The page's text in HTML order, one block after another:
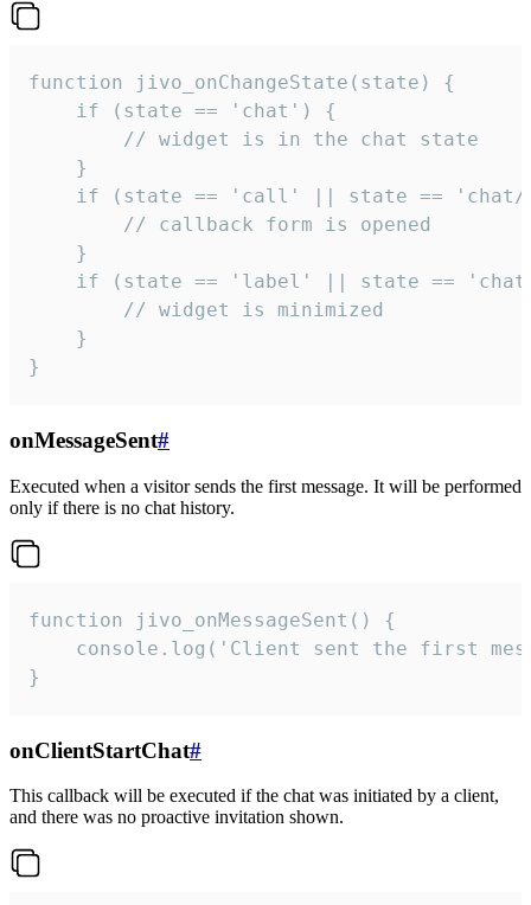
function jivo_onChangeState(state) {
    if (state == 'chat') {
        // widget is in the chat state
    }
if (state == 'call' || state ==
        // callback form is opened
    }
if (state == 'label' || state ==
        // widget is minimized
    }
}
onMessageSent#
Executed when a visitor sends the first message. It will be performed
only if there is no chat history.
function jivo_onMessageSent() {
console.log('Client sent the first
}
onClientStartChat#
This callback will be executed if the chat was initiated by a client,
and there was no proactive invitation shown.